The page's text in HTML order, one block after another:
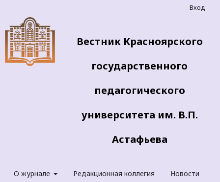
Вестник Красноярского
государственного
педагогического
университета им. В.П.
Астафьева
О журнале Редакционная коллегия Новости
Вход